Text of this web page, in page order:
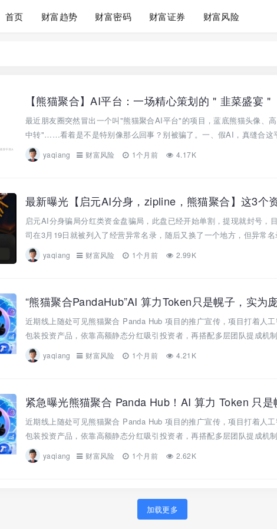
首页 财富趋势 财富密码 财富证券 财富风险
【熊猫聚合】AI平台：一场精心策划的＂韭菜盛宴＂
最近朋友圈突然冒出一个叫"熊猫聚合AI平台"的项目，蓝底熊猫头像、
中转"……看着是不是特别像那么回事？别被骗了。一、假AI，真缝合这
yaqiang 财富风险 1个月前 4.17K
启元AI分身骗局分红类资金盘骗局，此盘已经开始单割，提现就封号，
司在3月19日就被列入了经营异常名录，随后又换了一个地方，但异常
yaqiang 财富风险 1个月前 2.99K
“熊猫聚合PandaHub”AI 算力Token只是幌子，实为
近期线上随处可见熊猫聚合 Panda Hub 项目的推广宣传，项目打着人
包装投资产品，依靠高额静态分红吸引投资者，再搭配多层团队提成机
yaqiang 财富风险 1个月前 4.21K
紧急曝光熊猫聚合 Panda Hub！AI 算力 Token 只是
近期线上随处可见熊猫聚合 Panda Hub 项目的推广宣传，项目打着人
包装投资产品，依靠高额静态分红吸引投资者，再搭配多层团队提成机
yaqiang 财富风险 1个月前 2.62K
加载更多